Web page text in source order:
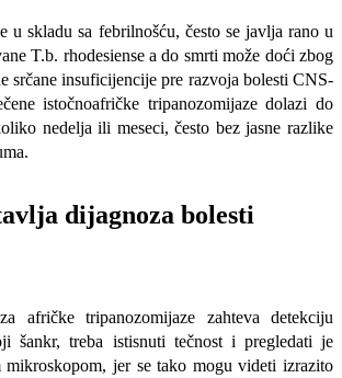
u skladu sa febrilnošću, često se javlja rano u
T.b. rhodesiense a do smrti može doći zbog
srčane insuficijencije pre razvoja bolesti CNS-
istočnoafričke tripanozomijaze dolazi do
nedelja ili meseci, često bez jasne razlike
dijagnoza bolesti
afričke tripanozomijaze zahteva detekciju
šankr, treba istisnuti tečnost i pregledati je
mikroskopom, jer se tako mogu videti izrazito